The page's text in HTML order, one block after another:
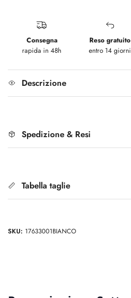
Consegna
rapida in 48h
Reso gratuito
entro 14 giorni
Descrizione
Spedizione & Resi
Tabella taglie
SKU: 17633001BIANCO